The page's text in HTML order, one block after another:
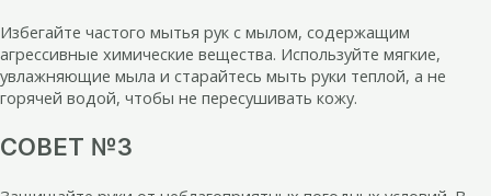
Избегайте частого мытья рук с мылом, содержащим
агрессивные химические вещества. Используйте мягкие,
увлажняющие мыла и старайтесь мыть руки теплой, а не
горячей водой, чтобы не пересушивать кожу.
СОВЕТ №3